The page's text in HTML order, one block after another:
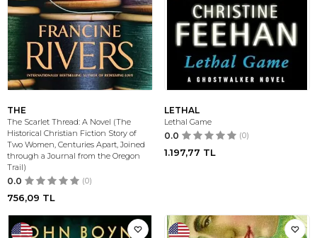
THE
The Scarlet Thread: A Novel (The
Historical Christian Fiction Story of
Two Women, Centuries Apart, Joined
through a Journal from the Oregon
Trail)
0.0 (0)
756,09 TL
LETHAL
Lethal Game
0.0 (0)
1.197,77 TL